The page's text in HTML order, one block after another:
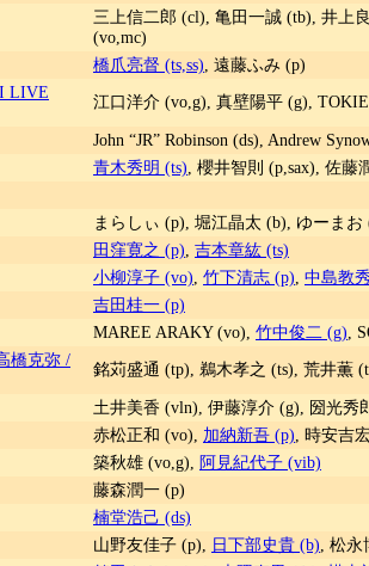
三上信二郎 (cl), 亀田一誠 (tb), 井上
(vo,mc)
橋爪亮督 (ts,ss) , 遠藤ふみ (p)
LIVE
江口洋介 (vo,g), 真壁陽平 (g),
John “JR” Robinson (ds), Andrew
青木秀明 (ts) , 櫻井智則 (p,sax), 佐藤
まらしぃ (p), 堀江晶太 (b), ゆーまお
田窪寛之 (p) 吉本章紘 (ts)
小柳淳子 (vo) 竹下清志 (p) 中島教
吉田桂一 (p)
MAREE ARAKY (vo), 竹中俊二 (g) ,
橋克弥 /
銘苅盛通 (tp), 鵜木孝之 (ts), 荒井薫
土井美香 (vln), 伊藤淳介 (g), 圀光秀
赤松正和 (vo), 加納新吾 (p) , 時安吉
築秋雄 (vo,g),
阿見紀代子 (vib)
藤森潤一 (p)
楠堂浩己 (ds)
山野友佳子 (p), 日下部史貴 (b) , 松